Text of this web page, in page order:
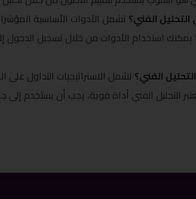
الفني؟
يمكنك استخدام الأدوات من خلال تسجيل الدخول
الفني؟